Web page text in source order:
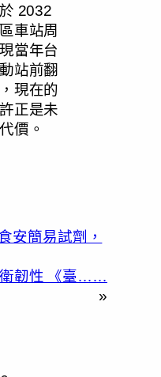
2032
車站周
當年台
站前翻
現在的
正是未
價。
安簡易試劑，
衛韌性 《臺……
»